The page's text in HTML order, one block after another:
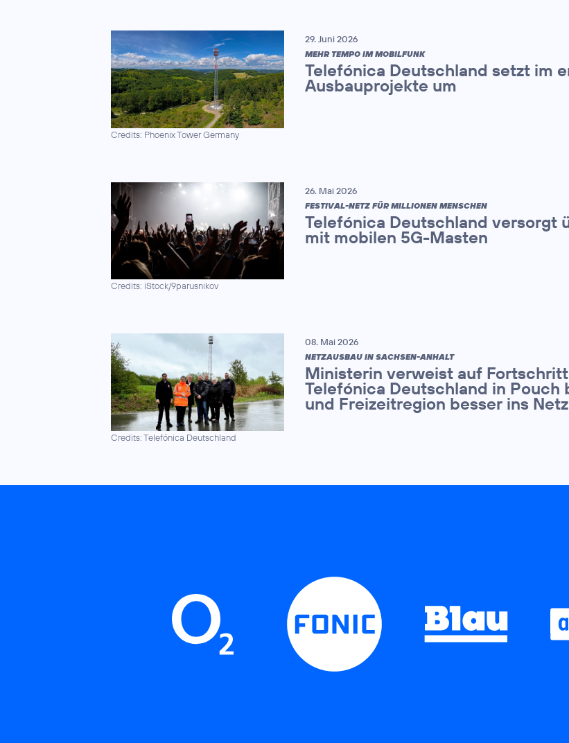
Credits: Phoenix Tower Germany
29. Juni 2026
MEHR TEMPO IM MOBILFUNK
Telefónica Deutschland setzt im
Ausbauprojekte um
Credits: iStock/9parusnikov
26. Mai 2026
FESTIVAL-NETZ FÜR MILLIONEN MENSCHEN
Telefónica Deutschland versorgt
mit mobilen 5G-Masten
Credits: Telefónica Deutschland
08. Mai 2026
NETZAUSBAU IN SACHSEN-ANHALT
Ministerin verweist auf
Telefónica Deutschland in
und Freizeitregion besser ins Netz